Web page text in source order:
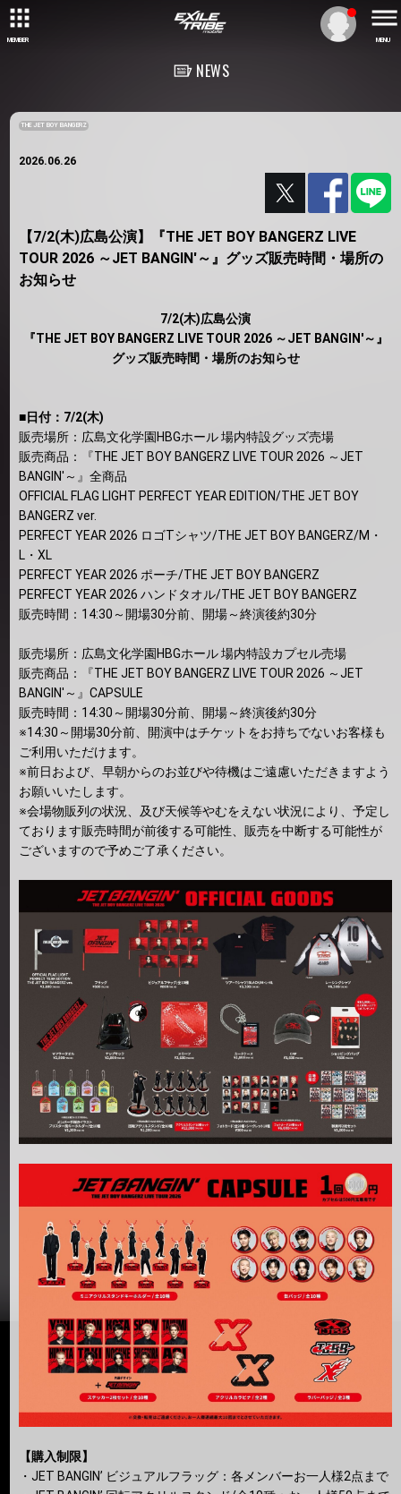
MEMBER MENU
NEWS
THE JET BOY BANGERZ
2026.06.26
【7/2(木)広島公演】『THE JET BOY BANGERZ LIVE
TOUR 2026 ～JET BANGIN'～』グッズ販売時間・場所の
お知らせ
7/2(木)広島公演
『THE JET BOY BANGERZ LIVE TOUR 2026 ～JET BANGIN'～』
グッズ販売時間・場所のお知らせ
■日付：7/2(木)
販売場所：広島文化学園HBGホール 場内特設グッズ売場
販売商品：『THE JET BOY BANGERZ LIVE TOUR 2026 ～JET
BANGIN'～』全商品
OFFICIAL FLAG LIGHT PERFECT YEAR EDITION/THE JET BOY
BANGERZ ver.
PERFECT YEAR 2026 ロゴTシャツ/THE JET BOY BANGERZ/M・
L・XL
PERFECT YEAR 2026 ポーチ/THE JET BOY BANGERZ
PERFECT YEAR 2026 ハンドタオル/THE JET BOY BANGERZ
販売時間：14:30～開場30分前、開場～終演後約30分
販売場所：広島文化学園HBGホール 場内特設カプセル売場
販売商品：『THE JET BOY BANGERZ LIVE TOUR 2026 ～JET
BANGIN'～』CAPSULE
販売時間：14:30～開場30分前、開場～終演後約30分
※14:30～開場30分前、開演中はチケットをお持ちでないお客様も
ご利用いただけます。
※前日および、早朝からのお並びや待機はご遠慮いただきますよう
お願いいたします。
※会場物販列の状況、及び天候等やむをえない状況により、予定し
ております販売時間が前後する可能性、販売を中断する可能性が
ございますので予めご了承ください。
【購入制限】
・JET BANGIN’ ビジュアルフラッグ：各メンバーお一人様2点まで